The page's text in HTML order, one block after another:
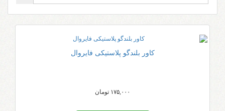
کاور بلندگو پلاستیکی فایروال
۱۷۵,۰۰۰ تومان